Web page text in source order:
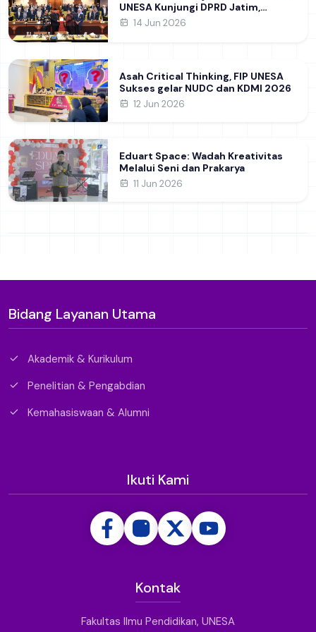
UNESA Kunjungi DPRD Jatim,
Perdalam Pemahaman Kebijakan
14 Jun 2026
Asah Critical Thinking, FIP UNESA
Sukses gelar NUDC dan KDMI 2026
12 Jun 2026
Eduart Space: Wadah Kreativitas
Melalui Seni dan Prakarya
11 Jun 2026
Bidang Layanan Utama
Akademik & Kurikulum
Penelitian & Pengabdian
Kemahasiswaan & Alumni
Ikuti Kami
Kontak
Fakultas Ilmu Pendidikan, UNESA